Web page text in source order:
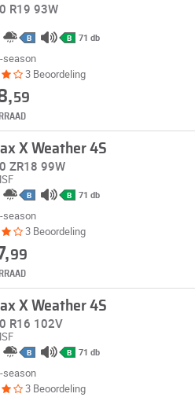
R19 93W
B B 71 db
season
3 Beoordeling
59
X Weather 4S
ZR18 99W
B B 71 db
season
3 Beoordeling
99
X Weather 4S
R16 102V
B B 71 db
season
3 Beoordeling